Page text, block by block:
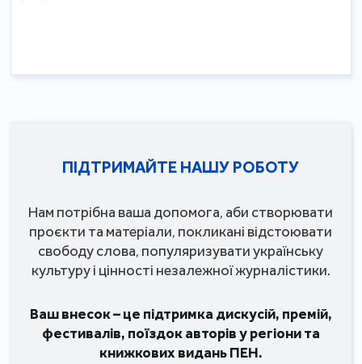
ПІДТРИМАЙТЕ НАШУ РОБОТУ
Нам потрібна ваша допомога, аби створювати
проєкти та матеріали, покликані відстоювати
свободу слова, популяризувати українську
культуру і цінності незалежної журналістики.
Ваш внесок – це підтримка дискусій, премій,
фестивалів, поїздок авторів у регіони та
книжкових видань ПЕН.